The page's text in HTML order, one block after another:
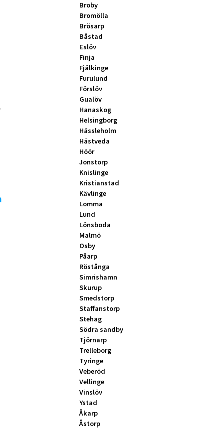
Broby
Bromölla
Brösarp
Båstad
Eslöv
Finja
Fjälkinge
Furulund
Förslöv
Gualöv
Hanaskog
Helsingborg
Hässleholm
Hästveda
Höör
Jonstorp
Knislinge
Kristianstad
Kävlinge
Lomma
Lund
Lönsboda
Malmö
Osby
Påarp
Röstånga
Simrishamn
Skurup
Smedstorp
Staffanstorp
Stehag
Södra sandby
Tjörnarp
Trelleborg
Tyringe
Veberöd
Vellinge
Vinslöv
Ystad
Åkarp
Åstorp